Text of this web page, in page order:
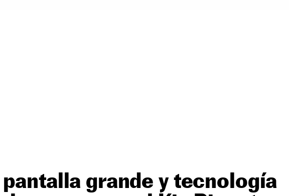
pantalla grande y tecnología